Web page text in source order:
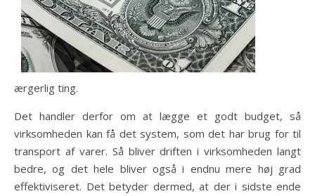
ærgerlig ting.
Det handler derfor om at lægge et godt budget, så
virksomheden kan få det system, som det har brug for til
transport af varer. Så bliver driften i virksomheden langt
bedre, og det hele bliver også i endnu mere høj grad
effektiviseret. Det betyder dermed, at der i sidste ende